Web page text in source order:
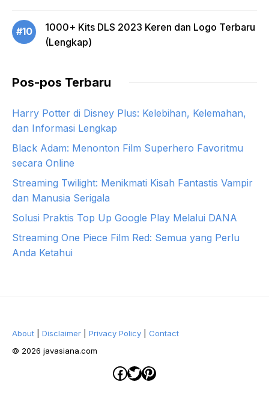
#10
1000+ Kits DLS 2023 Keren dan Logo Terbaru
(Lengkap)
Pos-pos Terbaru
Harry Potter di Disney Plus: Kelebihan, Kelemahan,
dan Informasi Lengkap
Black Adam: Menonton Film Superhero Favoritmu
secara Online
Streaming Twilight: Menikmati Kisah Fantastis Vampir
dan Manusia Serigala
Solusi Praktis Top Up Google Play Melalui DANA
Streaming One Piece Film Red: Semua yang Perlu
Anda Ketahui
About Disclaimer Privacy Policy
Contact
© 2026 javasiana.com
Facebook
Twitter
Pinterest